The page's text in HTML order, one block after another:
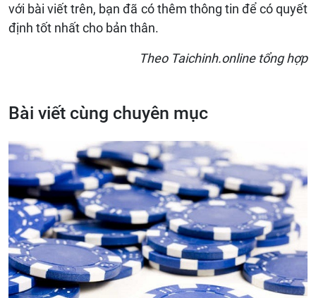
với bài viết trên, bạn đã có thêm thông tin để có quyết
định tốt nhất cho bản thân.
Theo Taichinh.online tổng hợp
Bài viết cùng chuyên mục